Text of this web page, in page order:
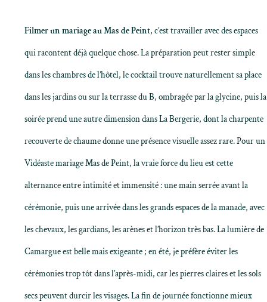
Filmer un mariage au Mas de Peint, c’est travailler avec des espaces
qui racontent déjà quelque chose. La préparation peut rester simple
dans les chambres de l’hôtel, le cocktail trouve naturellement sa place
dans les jardins ou sur la terrasse du B, ombragée par la glycine, puis la
soirée prend une autre dimension dans La Bergerie, dont la charpente
recouverte de chaume donne une présence visuelle assez rare. Pour un
Vidéaste mariage Mas de Peint, la vraie force du lieu est cette
alternance entre intimité et immensité : une main serrée avant la
cérémonie, puis une arrivée dans les grands espaces de la manade, avec
les chevaux, les gardians, les arènes et l’horizon très bas. La lumière de
Camargue est belle mais exigeante ; en été, je préfère éviter les
cérémonies trop tôt dans l’après-midi, car les pierres claires et les sols
secs peuvent durcir les visages. La fin de journée fonctionne mieux